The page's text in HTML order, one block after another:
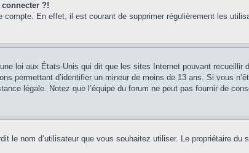
?!
compte. En effet, il est courant de supprimer régulièrement les
loi aux États-Unis qui dit que les sites Internet pouvant
permettant d’identifier un mineur de moins de 13 ans. Si vous
légale. Notez que l’équipe du forum ne peut pas fournir de
le nom d’utilisateur que vous souhaitez utiliser. Le propriétaire